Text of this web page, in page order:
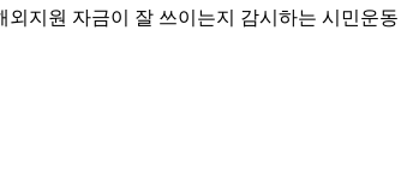
지원 자금이 잘 쓰이는지 감시하는 시민운동